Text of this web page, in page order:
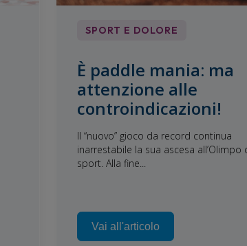
SPORT E DOLORE
È paddle mania: ma
attenzione alle
controindicazioni!
Il “nuovo” gioco da record continua
inarrestabile la sua ascesa all’Olimpo
sport. Alla fine...
Vai all'articolo